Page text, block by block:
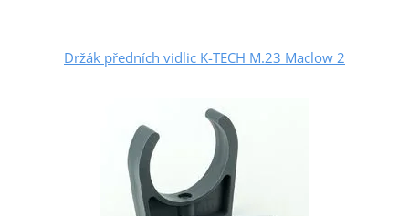
Držák předních vidlic K-TECH M.23 Maclow 2